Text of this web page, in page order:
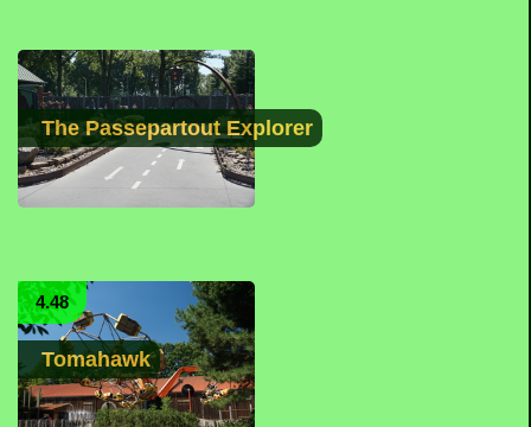
The Passepartout Explorer
4.48
Tomahawk